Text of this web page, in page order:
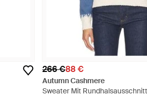
266 €88 €
Autumn Cashmere
Sweater Mit